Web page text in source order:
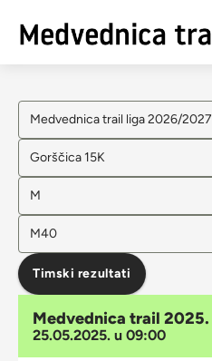
Medvednica trail liga 2026/2027
Gorščica 15K
M
M40
Timski rezultati
Medvednica trail 2025.
25.05.2025. u 09:00